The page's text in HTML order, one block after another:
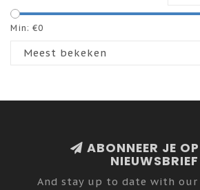
Min: €0
Meest bekeken
ABONNEER JE
NIEUWSBRIEF
And stay up to date with